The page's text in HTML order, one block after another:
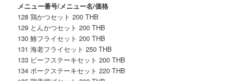
メニュー番号/メニュー名/価格
128 鶏かつセット 200 THB
129 とんかつセット 200 THB
130 鯵フライセット 200 THB
131 海老フライセット 250 THB
133 ビーフステーキセット 200 THB
134 ポークステーキセット 220 THB